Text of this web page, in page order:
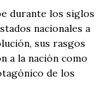
durante los siglos
nacionales a
sus rasgos
a la nación como
de los